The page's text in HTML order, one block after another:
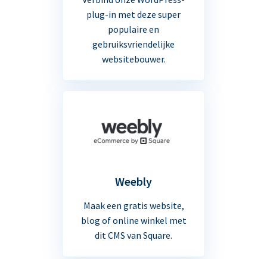
plug-in met deze super
populaire en
gebruiksvriendelijke
websitebouwer.
Weebly
Maak een gratis website,
blog of online winkel met
dit CMS van Square.